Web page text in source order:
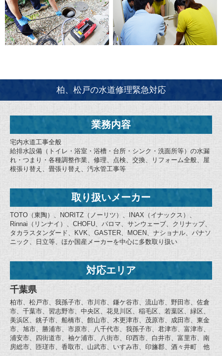
柏、松戸の水道修理緊急対応
業務内容
宅内水道工事全般
給排水設備（トイレ・浴室・浴槽・台所・シンク・洗面所等）の水漏
れ・つまり・各種調整作業、修理、点検、交換、リフォーム全般、屋
根張り替え、畳張り替え、汚水管工事等
取り扱いメーカー
TOTO（東陶）、NORITZ（ノーリツ）、INAX（イナックス）、
Rinnai（リンナイ）、CHOFU、パロマ、サンウェーブ、クリナップ、
タカラスタンダード、KVK、GASTER、MOEN、ナショナル、パナソ
ニック、日立等、ほか国産メーカーを中心に多数取り扱い
対応エリア
千葉県
柏市、松戸市、我孫子市、市川市、鎌ケ谷市、流山市、野田市、佐倉
市、千葉市、習志野市、中央区、花見川区、稲毛区、若葉区、緑区、
美浜区、銚子市、船橋市、館山市、木更津市、茂原市、成田市、東金
市、旭市、勝浦市、市原市、八千代市、我孫子市、君津市、富津市、
浦安市、四街道市、袖ケ浦市、八街市、印西市、白井市、富里市、南
房総市、匝瑳市、香取市、山武市、いすみ市、印旛郡、酒々井町 他